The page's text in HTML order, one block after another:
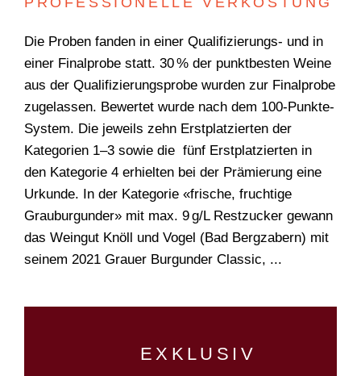
Die Proben fanden in einer Qualifizierungs- und in
einer Finalprobe statt. 30 % der punktbesten Weine
aus der Qualifizierungsprobe wurden zur Finalprobe
zugelassen. Bewertet wurde nach dem 100-Punkte-
System. Die jeweils zehn Erstplatzierten der
Kategorien 1–3 sowie die fünf Erstplatzierten in
den Kategorie 4 erhielten bei der Prämierung eine
Urkunde. In der Kategorie «frische, fruchtige
Grauburgunder» mit max. 9 g/L Restzucker gewann
das Weingut Knöll und Vogel (Bad Bergzabern) mit
seinem 2021 Grauer Burgunder Classic, ...
EXKLUSIV
WONACH SUCHEN
SIE?
Suchen